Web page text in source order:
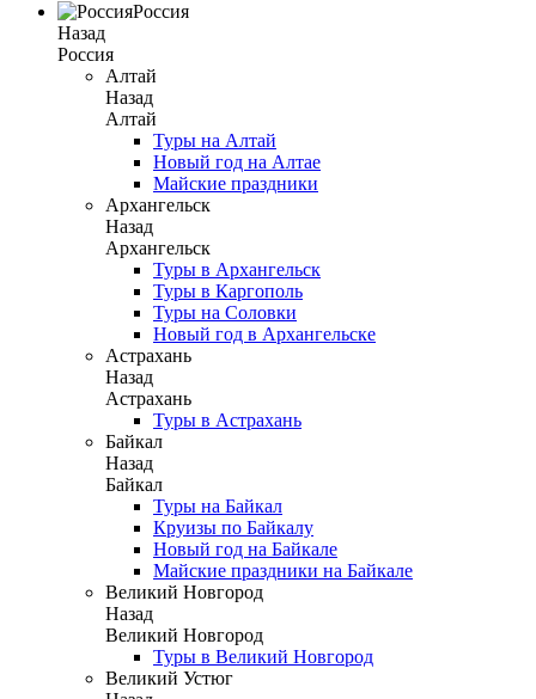
Россия
Назад
Россия
Алтай
Назад
Алтай
Туры на Алтай
Новый год на Алтае
Майские праздники
Архангельск
Назад
Архангельск
Туры в Архангельск
Туры в Каргополь
Туры на Соловки
Новый год в Архангельске
Астрахань
Назад
Астрахань
Туры в Астрахань
Байкал
Назад
Байкал
Туры на Байкал
Круизы по Байкалу
Новый год на Байкале
Майские праздники на Байкале
Великий Новгород
Назад
Великий Новгород
Туры в Великий Новгород
Великий Устюг